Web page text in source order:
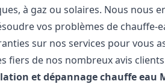
à gaz ou solaires. Nous nous
vos problèmes de
sur nos services pour vous
fiers de nos nombreux avis
et dépannage chauffe eau